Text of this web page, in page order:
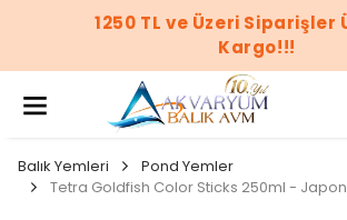
1250 TL ve Üzeri Siparişler
Kargo!!!
Balık Yemleri
Pond Yemler
Tetra Goldfish Color Sticks 250ml - Japon